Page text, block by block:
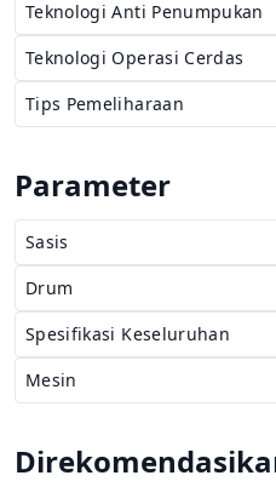
Teknologi Anti Penumpukan
Teknologi Operasi Cerdas
Tips Pemeliharaan
Parameter
Sasis
Drum
Spesifikasi Keseluruhan
Mesin